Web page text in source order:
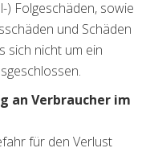
) Folgeschäden, sowie
und Schäden
sich nicht um ein
an Verbraucher im
für den Verlust